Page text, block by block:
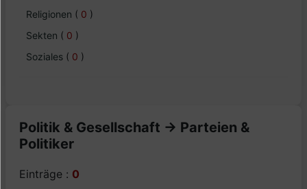
Religionen ( 0 )
Sekten ( 0 )
Soziales ( 0 )
Politik & Gesellschaft -> Parteien &
Politiker
Einträge : 0